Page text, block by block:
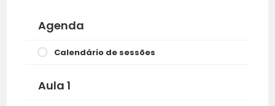
Agenda
Calendário de sessões
Aula 1